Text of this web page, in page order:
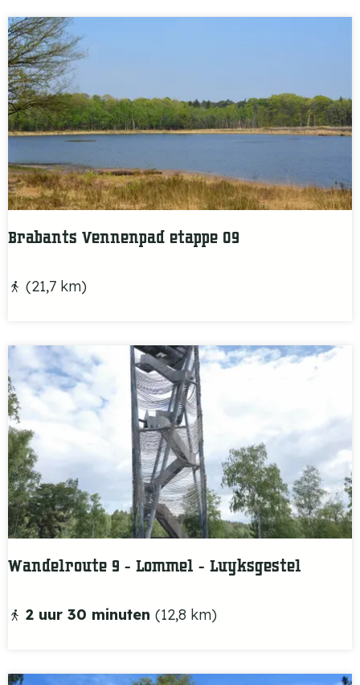
Brabants Vennenpad etappe 09
B
b
a
n
t
s
V
e
n
e
p
d
(21,7 km)
Wandelroute 9 - Lommel - Luyksgestel
W 2 uur 30 minuten (12,8 km)